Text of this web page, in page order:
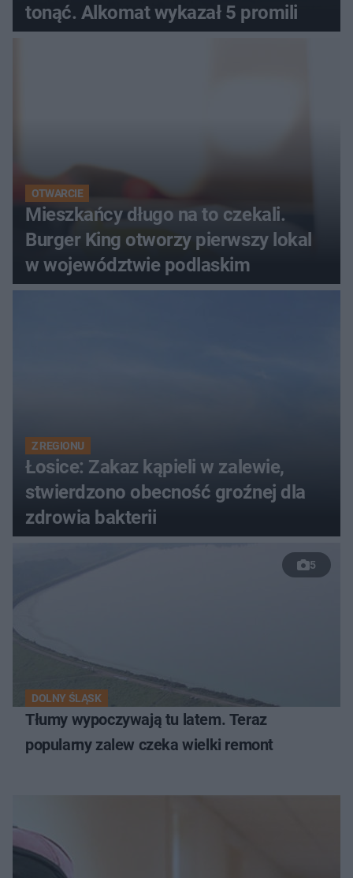
tonąć. Alkomat wykazał 5 promili
OTWARCIE
Mieszkańcy długo na to czekali.
Burger King otworzy pierwszy lokal
w województwie podlaskim
Z REGIONU
Łosice: Zakaz kąpieli w zalewie,
stwierdzono obecność groźnej dla
zdrowia bakterii
5
DOLNY ŚLĄSK
Tłumy wypoczywają tu latem. Teraz
popularny zalew czeka wielki remont